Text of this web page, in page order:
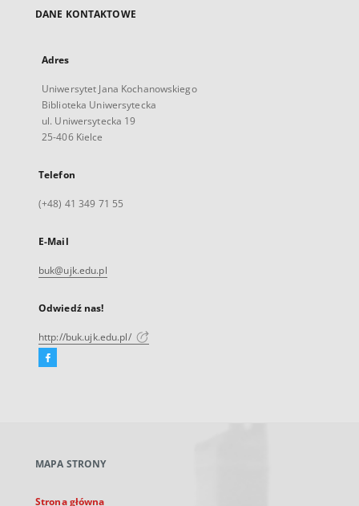
DANE KONTAKTOWE
Adres
Uniwersytet Jana Kochanowskiego
Biblioteka Uniwersytecka
ul. Uniwersytecka 19
25-406 Kielce
Telefon
(+48) 41 349 71 55
E-Mail
buk@ujk.edu.pl
Odwiedź nas!
http://buk.ujk.edu.pl/
Facebook
karcie
MAPA STRONY
Strona główna